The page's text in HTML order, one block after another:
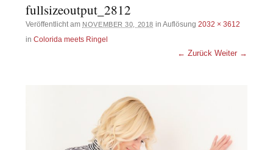
fullsizeoutput_2812
Veröffentlicht am NOVEMBER 30, 2018 in Auflösung 2032 × 3612
inColorida meets Ringel
← Zurück Weiter →